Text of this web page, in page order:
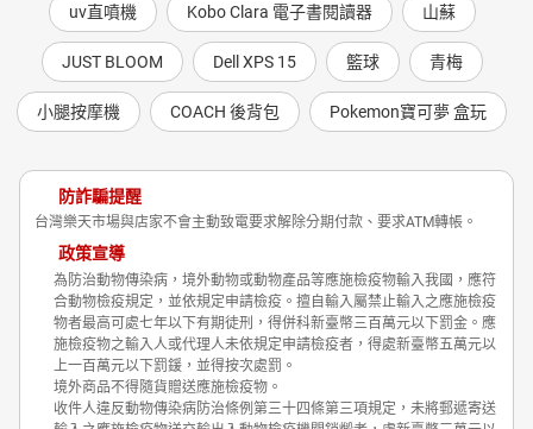
uv直噴機 Kobo Clara 電子書閱讀器 山蘇
JUST BLOOM Dell XPS 15 籃球 青梅
小腿按摩機 COACH 後背包 Pokemon寶可夢 盒玩
防詐騙提醒
台灣樂天市場與店家不會主動致電要求解除分期付款、要求ATM轉帳。
政策宣導
為防治動物傳染病，境外動物或動物產品等應施檢疫物輸入我國，應符
合動物檢疫規定，並依規定申請檢疫。擅自輸入屬禁止輸入之應施檢疫
物者最高可處七年以下有期徒刑，得併科新臺幣三百萬元以下罰金。應
施檢疫物之輸入人或代理人未依規定申請檢疫者，得處新臺幣五萬元以
上一百萬元以下罰鍰，並得按次處罰。
境外商品不得隨貨贈送應施檢疫物。
收件人違反動物傳染病防治條例第三十四條第三項規定，未將郵遞寄送